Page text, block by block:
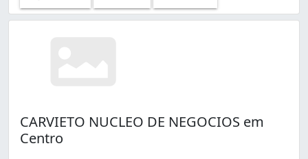
CARVIETO NUCLEO DE NEGOCIOS em
Centro